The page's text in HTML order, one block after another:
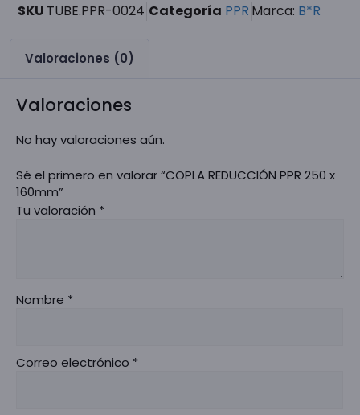
SKU TUBE.PPR-0024 Categoría PPR Marca: B*R
Valoraciones (0)
Valoraciones
No hay valoraciones aún.
Sé el primero en valorar “COPLA REDUCCIÓN PPR 250 x
160mm”
Tu valoración *
Nombre *
Correo electrónico *